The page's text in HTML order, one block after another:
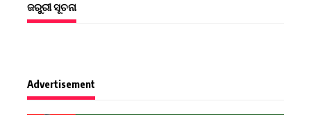
ଜରୁରୀ ସୂଚନା
Advertisement